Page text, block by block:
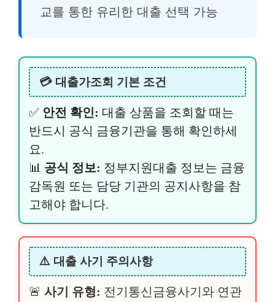
교를 통한 유리한 대출 선택 가능
💳 대출가조회 기본 조건
✅ 안전 확인: 대출 상품을 조회할 때는
반드시 공식 금융기관을 통해 확인하세
요.
📊 공식 정보: 정부지원대출 정보는 금융
감독원 또는 담당 기관의 공지사항을 참
고해야 합니다.
⚠️ 대출 사기 주의사항
🚨 사기 유형: 전기통신금융사기와 연관